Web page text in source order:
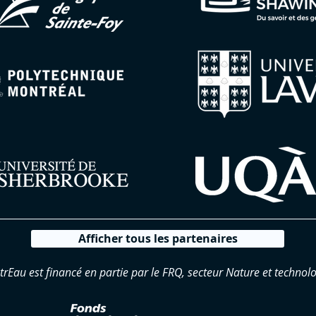
Afficher tous les partenaires
est financé en partie par le FRQ, secteur Nature et